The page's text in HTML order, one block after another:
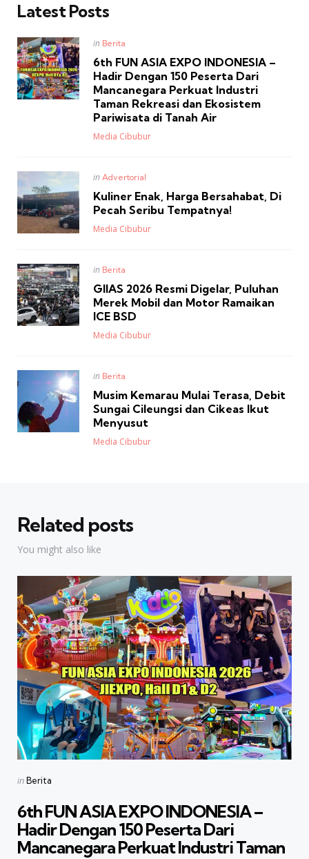
Latest Posts
Posted
in
in Berita
6th FUN ASIA EXPO INDONESIA –
Hadir Dengan 150 Peserta Dari
Mancanegara Perkuat Industri
Taman Rekreasi dan Ekosistem
Pariwisata di Tanah Air
Posted
Media Cibubur
Posted
in Advertorial
Kuliner Enak, Harga Bersahabat, Di
Pecah Seribu Tempatnya!
Posted
Media Cibubur
Posted
in Berita
GIIAS 2026 Resmi Digelar, Puluhan
Merek Mobil dan Motor Ramaikan
ICE BSD
Posted
Media Cibubur
Posted
in Berita
Musim Kemarau Mulai Terasa, Debit
Sungai Cileungsi dan Cikeas Ikut
Menyusut
Posted
Media Cibubur
Related posts
You might also like
Categories
Posted
inBerita
6th FUN ASIA EXPO INDONESIA –
Hadir Dengan 150 Peserta Dari
Mancanegara Perkuat Industri Taman